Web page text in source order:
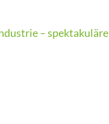
– spektakuläre